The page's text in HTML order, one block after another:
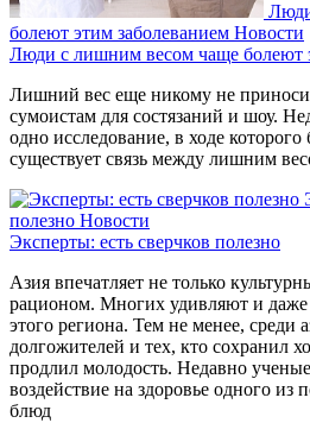
болеют этим заболеванием Новости
Люди с лишним весом чаще болеют
Лишний вес еще никому не
сумоистам для состязаний и шоу.
одно исследование, в ходе
существует связь между лишним
полезно Новости
Эксперты: есть сверчков полезно
Азия впечатляет не только
рационом. Многих удивляют и
этого региона. Тем не менее, среди
долгожителей и тех, кто сохранил
продлил молодость. Недавно
воздействие на здоровье одного из
блюд